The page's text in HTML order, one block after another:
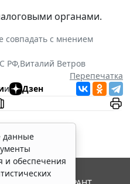
органами.
с мнением
РФ,Виталий Ветров
Перепечатка
и Дзен
данные
и обеспечения